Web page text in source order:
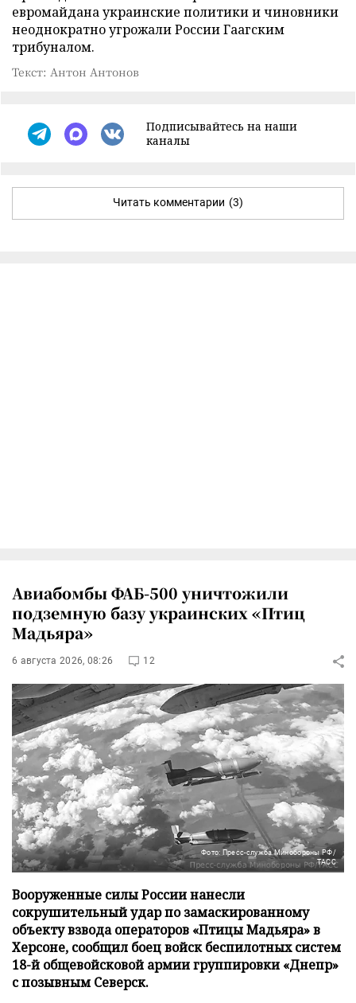
евромайдана украинские политики и чиновники
неоднократно угрожали России Гаагским
трибуналом.
Текст: Антон Антонов
Подписывайтесь на наши
каналы
Читать комментарии (3)
Авиабомбы ФАБ-500 уничтожили
подземную базу украинских «Птиц
Мадьяра»
6 августа 2026, 08:26 12
Фото: Пресс-служба Минобороны РФ/
ТАСС
Вооруженные силы России нанесли
сокрушительный удар по замаскированному
объекту взвода операторов «Птицы Мадьяра» в
Херсоне, сообщил боец войск беспилотных систем
18-й общевойсковой армии группировки «Днепр»
с позывным Северск.